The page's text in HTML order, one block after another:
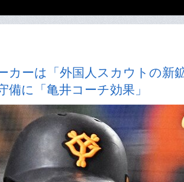
カーは「外国人スカウトの新
備に「亀井コーチ効果」